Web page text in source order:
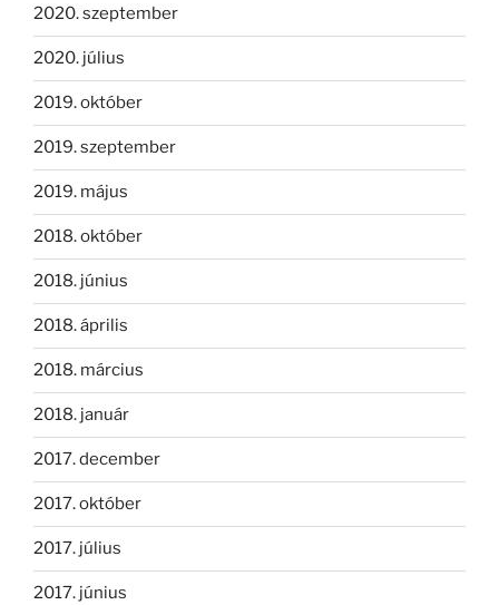
2020. szeptember
2020. július
2019. október
2019. szeptember
2019. május
2018. október
2018. június
2018. április
2018. március
2018. január
2017. december
2017. október
2017. július
2017. június